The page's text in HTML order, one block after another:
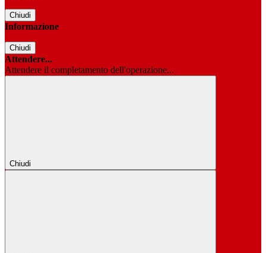
Chiudi
Informazione
Chiudi
Attendere...
Attendere il completamento dell'operazione...
Chiudi